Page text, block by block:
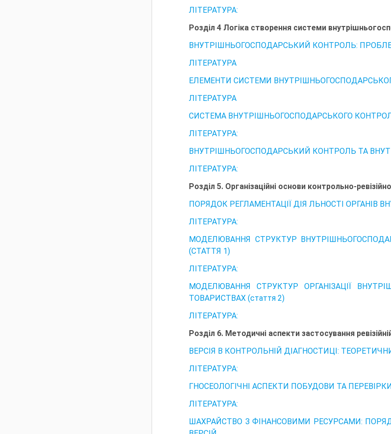
ЛІТЕРАТУРА:
Розділ 4 Логіка створення системи
ВНУТРІШНЬОГОСПОДАРСЬКИЙ КОНТРОЛЬ:
ЛІТЕРАТУРА
ЕЛЕМЕНТИ СИСТЕМИ
ЛІТЕРАТУРА
СИСТЕМА ВНУТРІШНЬОГОСПОДАРСЬКОГО
ЛІТЕРАТУРА:
ВНУТРІШНЬОГОСПОДАРСЬКИЙ КОНТРОЛЬ ТА
ЛІТЕРАТУРА:
Розділ 5. Організаційні основи контрольно-
ПОРЯДОК РЕГЛАМЕНТАЦІЇ ДІЯ ЛЬНОСТІ ОРГАНІВ
ЛІТЕРАТУРА:
МОДЕЛЮВАННЯ СТРУКТУР
(СТАТТЯ 1)
ЛІТЕРАТУРА:
МОДЕЛЮВАННЯ СТРУКТУР ОРГАНІЗАЦІЇ
ТОВАРИСТВАХ (стаття 2)
ЛІТЕРАТУРА:
Розділ 6. Методичні аспекти застосування
ВЕРСІЯ В КОНТРОЛЬНІЙ ДІАГНОСТИЦІ:
ЛІТЕРАТУРА:
ГНОСЕОЛОГІЧНІ АСПЕКТИ ПОБУДОВИ ТА
ЛІТЕРАТУРА:
ШАХРАЙСТВО З ФІНАНСОВИМИ РЕСУРСАМИ: